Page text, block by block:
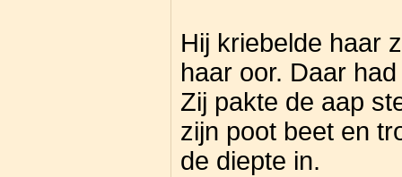
Hij kriebelde haar
haar oor. Daar
Zij pakte de aap
zijn poot beet en
de diepte in.